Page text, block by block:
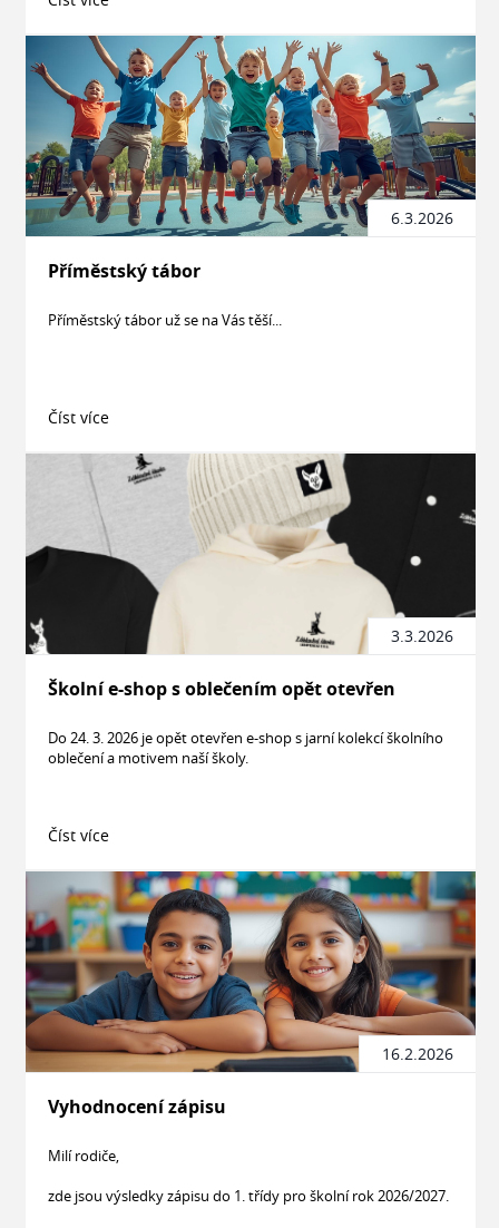
6.3.2026
Příměstský tábor
Příměstský tábor už se na Vás těší...
Číst více
3.3.2026
Školní e-shop s oblečením opět otevřen
Do 24. 3. 2026 je opět otevřen e-shop s jarní kolekcí školního
oblečení a motivem naší školy.
Číst více
16.2.2026
Vyhodnocení zápisu
Milí rodiče,
zde jsou výsledky zápisu do 1. třídy pro školní rok 2026/2027.